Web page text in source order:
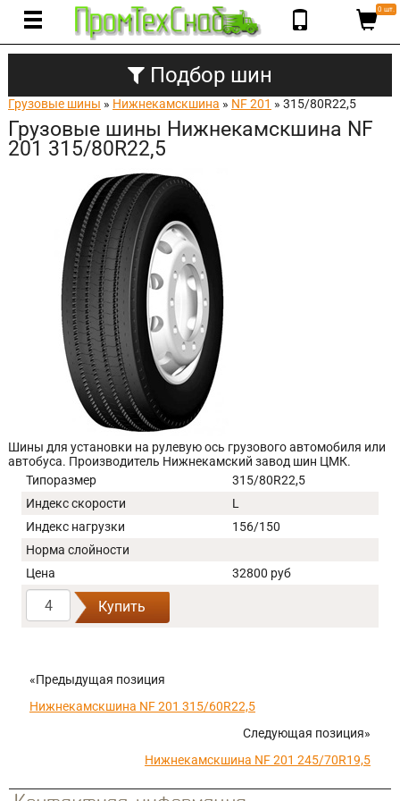
0 шт.
Подбор шин
Грузовые шины » Нижнекамскшина » NF 201 » 315/80R22,5
Грузовые шины Нижнекамскшина NF
201 315/80R22,5
Шины для установки на рулевую ось грузового автомобиля или
автобуса. Производитель Нижнекамский завод шин ЦМК.
Типоразмер
315/80R22,5
Индекс скорости
L
Индекс нагрузки
156/150
Норма слойности
Цена
32800 руб
Купить
«Предыдущая позиция
Нижнекамскшина NF 201 315/60R22,5
Следующая позиция»
Нижнекамскшина NF 201 245/70R19,5